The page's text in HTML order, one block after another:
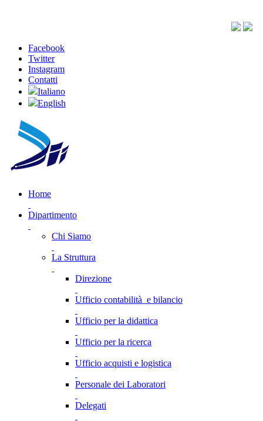
Facebook
Twitter
Instagram
Contatti
Italiano
English
Home
Dipartimento
Chi Siamo
La Struttura
Direzione
Ufficio contabilità e bilancio
Ufficio per la didattica
Ufficio per la ricerca
Ufficio acquisti e logistica
Personale dei Laboratori
Delegati